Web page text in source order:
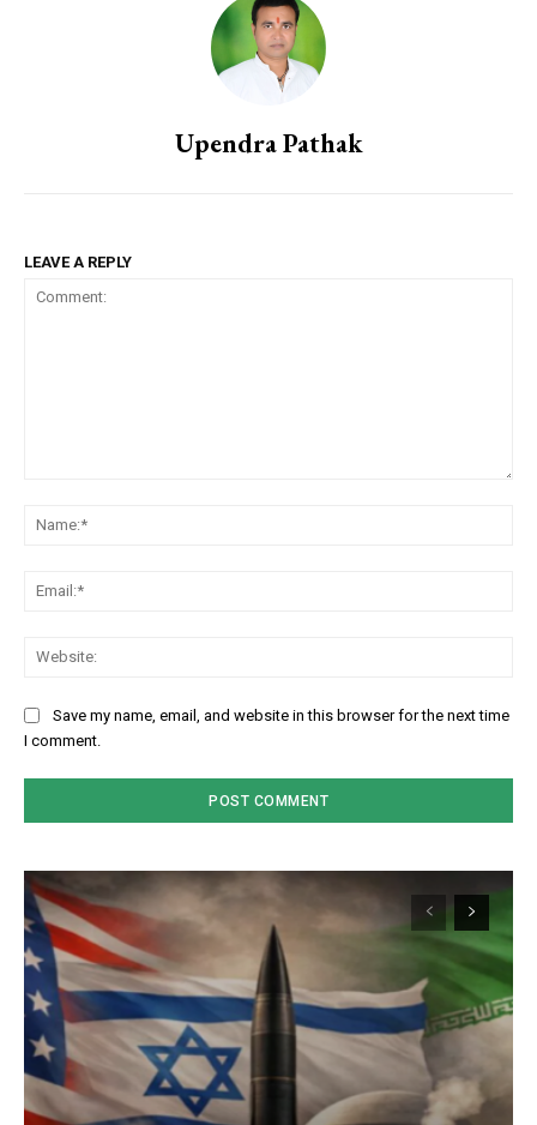
Upendra Pathak
LEAVE A REPLY
Save my name, email, and website in this browser for the next time
I comment.